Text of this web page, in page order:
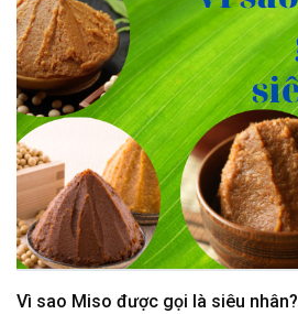
Vì sao Miso được gọi là siêu nhân?